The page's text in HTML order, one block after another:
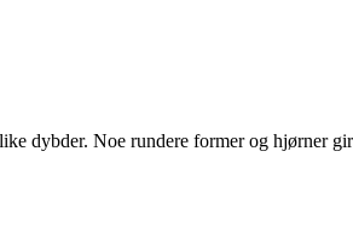
dybder. Noe rundere former og hjørner